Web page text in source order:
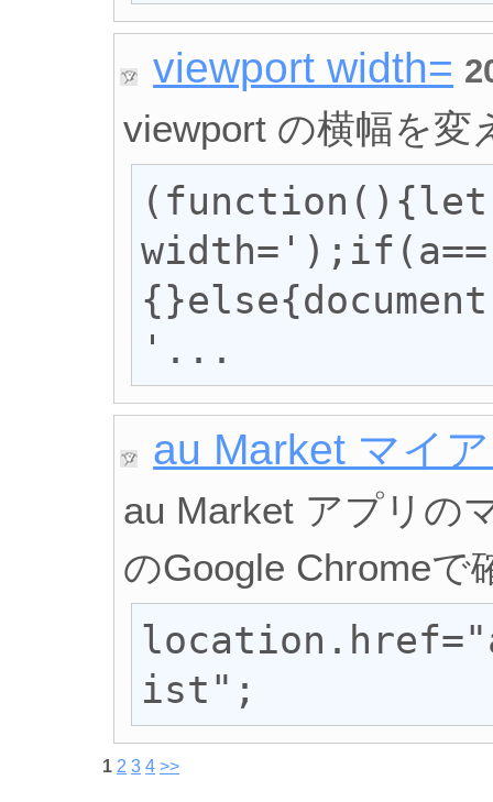
viewport width=
viewport の横幅を変
(function(){let
'...
au Market マイ
au Market アプリの
のGoogle Chromeで
ist";
1 2 3 4 >>